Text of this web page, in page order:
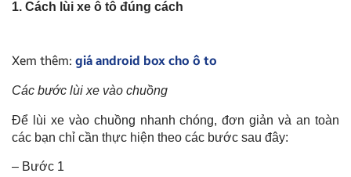
1. Cách lùi xe ô tô đúng cách
Xem thêm: giá android box cho ô to
Các bước lùi xe vào chuồng
Để lùi xe vào chuồng nhanh chóng, đơn giản và an toàn
các bạn chỉ cần thực hiện theo các bước sau đây:
– Bước 1